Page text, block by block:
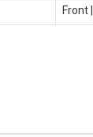
Front